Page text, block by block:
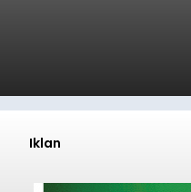
Iklan